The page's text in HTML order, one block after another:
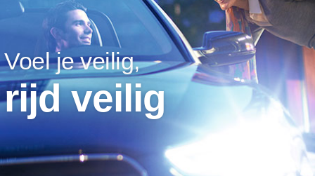
Voel je veilig,
rijd veilig